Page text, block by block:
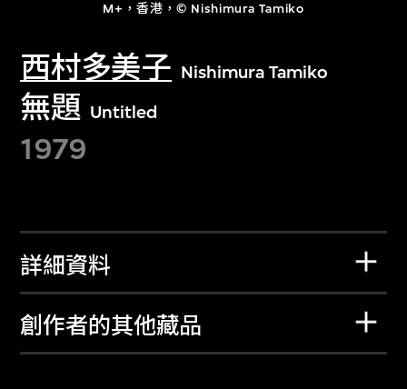
M+，香港，© Nishimura Tamiko
西村多美子 Nishimura Tamiko
無題 Untitled
1979
詳細資料
創作者的其他藏品
文化藏品。